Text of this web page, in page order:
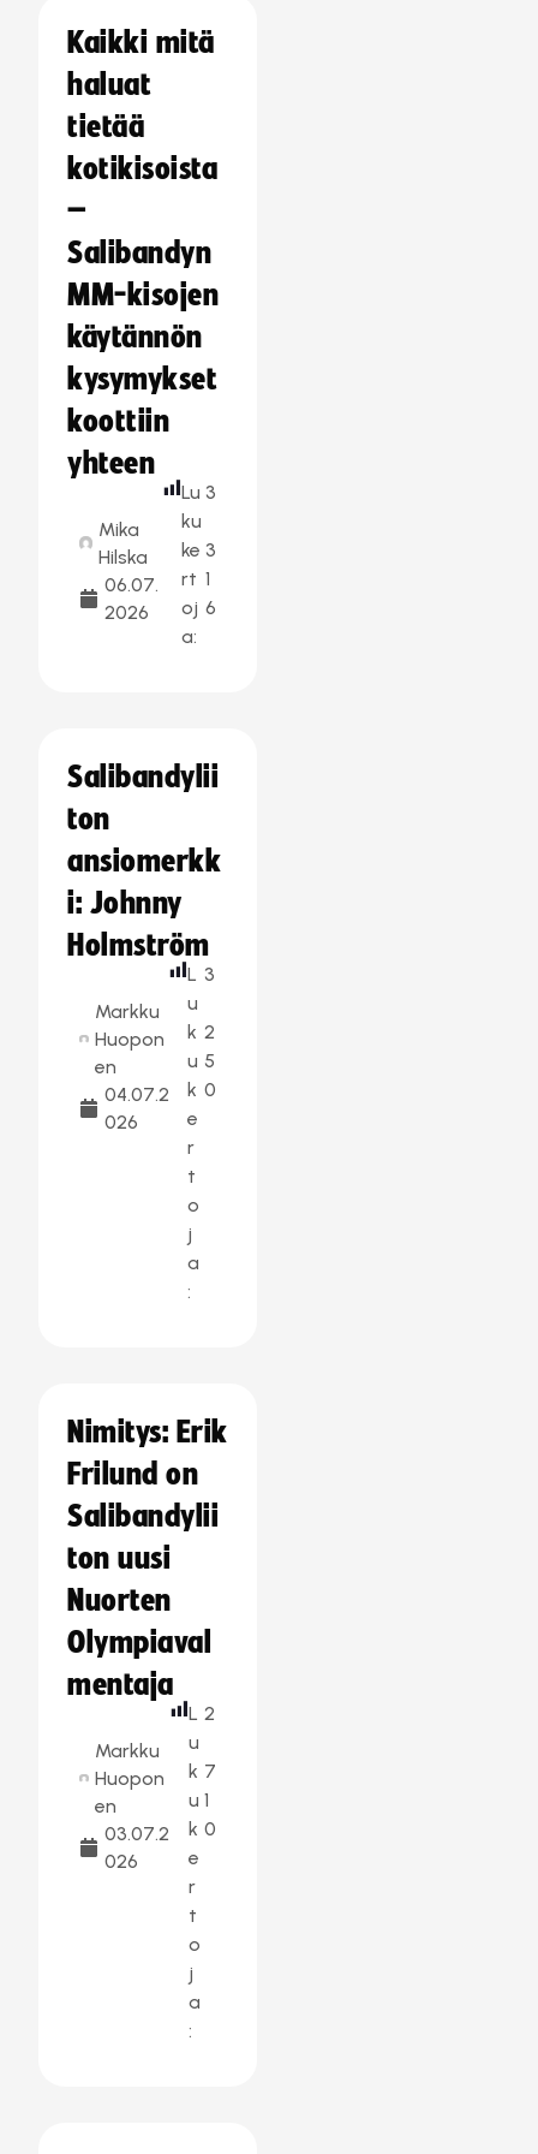
Kaikki mitä
haluat
tietää
kotikisoista
–
Salibandyn
MM-kisojen
käytännön
kysymykset
koottiin
yhteen
Mika
Hilska
06.07.
2026
Lu
ku
ke
rt
oj
a:
3
3
1
6
Salibandylii
ton
ansiomerkk
i: Johnny
Holmström
Markku
Huopon
en
04.07.2
026
L
u
k
u
k
e
r
t
o
j
a
:
3
2
5
0
Nimitys: Erik
Frilund on
Salibandylii
ton uusi
Nuorten
Olympiaval
mentaja
Markku
Huopon
en
03.07.2
026
L
u
k
u
k
e
r
t
o
j
a
:
2
7
1
0